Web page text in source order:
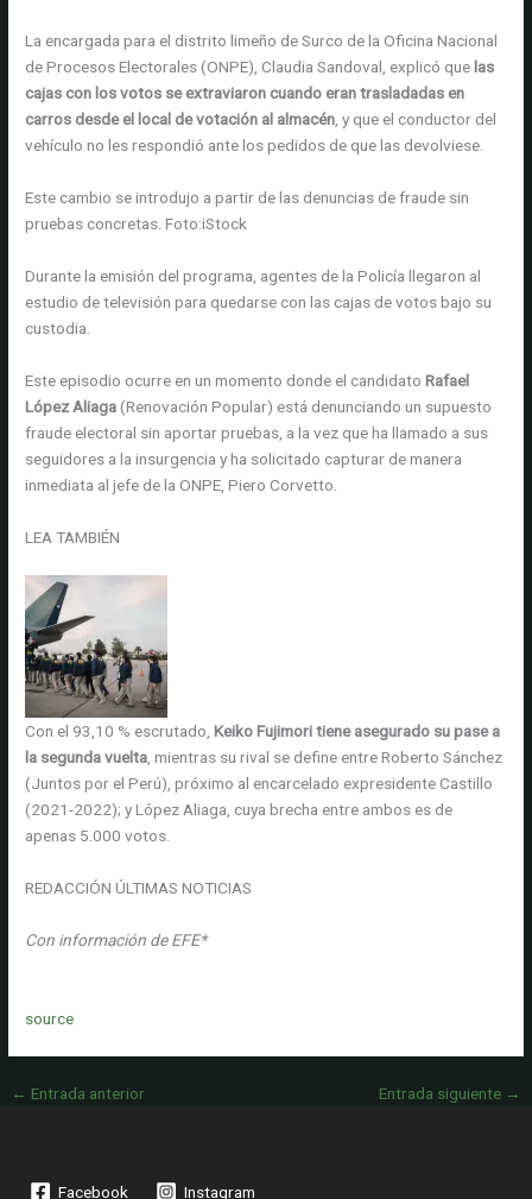
La encargada para el distrito limeño de Surco de la Oficina Nacional
de Procesos Electorales (ONPE), Claudia Sandoval, explicó que las
cajas con los votos se extraviaron cuando eran trasladadas en
carros desde el local de votación al almacén , y que el conductor del
vehículo no les respondió ante los pedidos de que las devolviese.
Este cambio se introdujo a partir de las denuncias de fraude sin
pruebas concretas. Foto:iStock
Durante la emisión del programa, agentes de la Policía llegaron al
estudio de televisión para quedarse con las cajas de votos bajo su
custodia.
Este episodio ocurre en un momento donde el candidatoRafael
López Aliaga (Renovación Popular) está denunciando un supuesto
fraude electoral sin aportar pruebas, a la vez que ha llamado a sus
seguidores a la insurgencia y ha solicitado capturar de manera
inmediata al jefe de la ONPE, Piero Corvetto.
LEA TAMBIÉN
Con el 93,10 % escrutado,Keiko Fujimori tiene asegurado su pase a
la segunda vuelta, mientras su rival se define entre Roberto Sánchez
(Juntos por el Perú), próximo al encarcelado expresidente Castillo
(2021-2022); y López Aliaga, cuya brecha entre ambos es de
apenas 5.000 votos.
REDACCIÓN ÚLTIMAS NOTICIAS
Con información de EFE*
source
← Entrada anterior Entrada siguiente →
Facebook Instagram